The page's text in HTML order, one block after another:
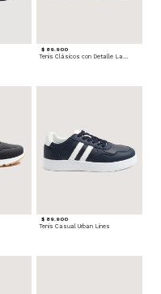
$ 89.900
$ 89.900
Tenis Casual Urban Lines